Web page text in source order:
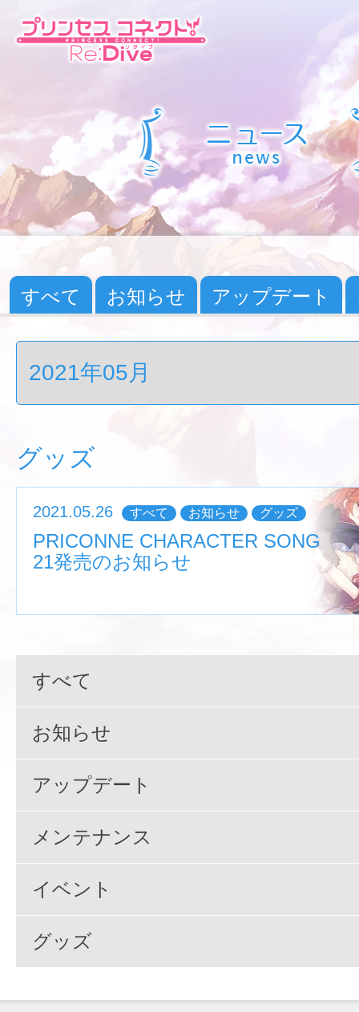
すべて お知らせ アップデート
グッズ
2021.05.26 すべて お知らせ グッズ
PRICONNE CHARACTER SONG
21発売のお知らせ
すべて
お知らせ
アップデート
メンテナンス
イベント
グッズ